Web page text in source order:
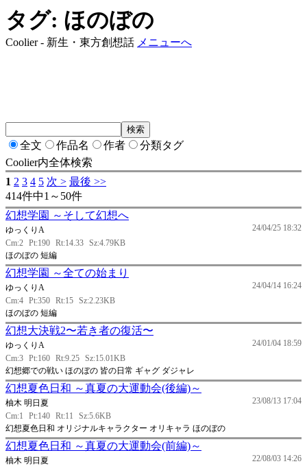
タグ: ほのぼの
Coolier - 新生・東方創想話 メニューへ
全文 作品名 作者
分類タグ
Coolier内全体検索
1 2 3 4 5 次 > 最後 >>
414件中1～50件
幻想学園 ～そして幻想へ
24/04/25 18:32
ゆっくりA
Cm:2 Pt:190 Rt:14.33 Sz:4.79KB
ほのぼの 短編
幻想学園 ～全ての始まり
24/04/14 16:24
ゆっくりA
Cm:4 Pt:350 Rt:15 Sz:2.23KB
ほのぼの 短編
幻想大決戦2〜若き者の復活〜
24/01/04 18:59
ゆっくりA
Cm:3 Pt:160 Rt:9.25 Sz:15.01KB
幻想郷での戦い ほのぼの 皆の日常 ギャグ ダジャレ
幻想夏色日和 ～真夏の大運動会(後編)～
23/08/13 17:04
柚木 明日夏
Cm:1
Pt:140 Rt:11
Sz:5.6KB
幻想夏色日和 オリジナルキャラクター オリキャラ ほのぼの
幻想夏色日和 ～真夏の大運動会(前編)～
22/08/03 14:26
柚木 明日夏